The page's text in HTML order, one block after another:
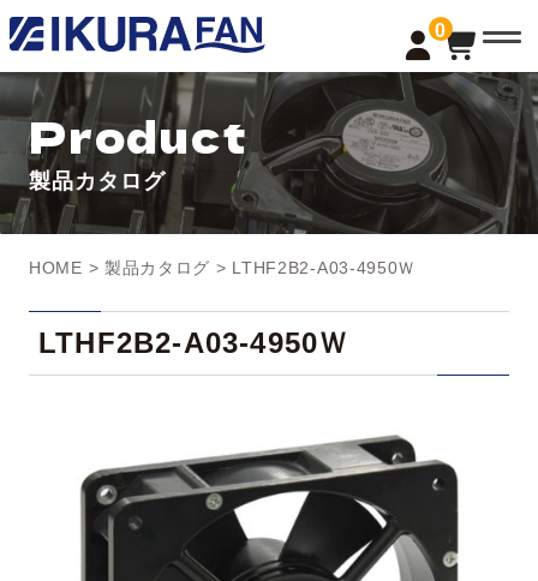
0
t
o
g
l
e
a
v
i
g
a
n
Product
製品カタログ
HOME > 製品カタログ > LTHF2B2-A03-4950Ｗ
LTHF2B2-A03-4950Ｗ